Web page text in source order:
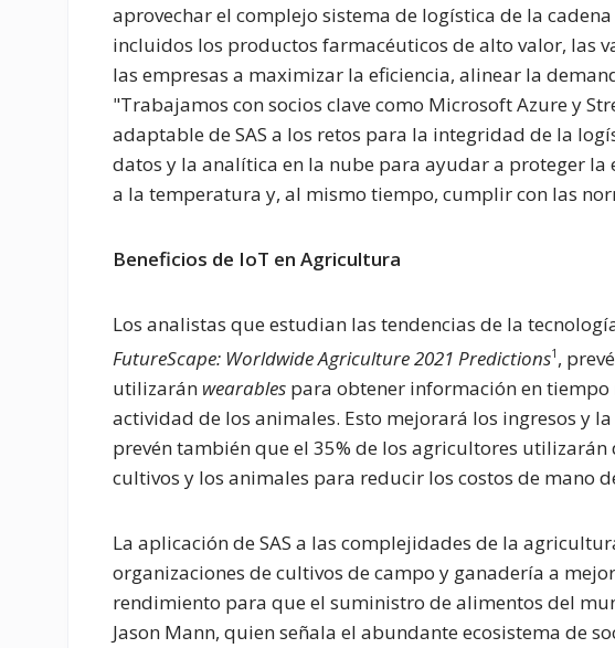
aprovechar el complejo sistema de logística de la
incluidos los productos farmacéuticos de alto valor, las
las empresas a maximizar la eficiencia, alinear la
"Trabajamos con socios clave como Microsoft Azure y
adaptable de SAS a los retos para la integridad de la
datos y la analítica en la nube para ayudar a proteger la
a la temperatura y, al mismo tiempo, cumplir con las
Beneficios de IoT en Agricultura
Los analistas que estudian las tendencias de la
FutureScape: Worldwide Agriculture 2021 Predictions1 ,
utilizarán wearables para obtener información en
actividad de los animales. Esto mejorará los ingresos y
prevén también que el 35% de los agricultores
cultivos y los animales para reducir los costos de mano
La aplicación de SAS a las complejidades de la
organizaciones de cultivos de campo y ganadería a
rendimiento para que el suministro de alimentos del
Jason Mann, quien señala el abundante ecosistema de